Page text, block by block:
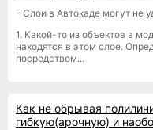
- Слои в Автокаде могут не
1. Какой-то из объектов в
находятся в этом слое.
посредством...
Как не обрывая
гибкую(арочную) и